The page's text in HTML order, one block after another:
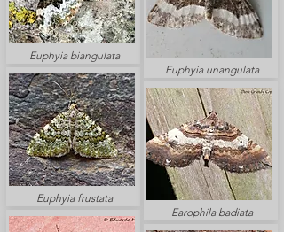
Euphyia biangulata
Euphyia frustata
Euphyia unangulata
Earophila badiata